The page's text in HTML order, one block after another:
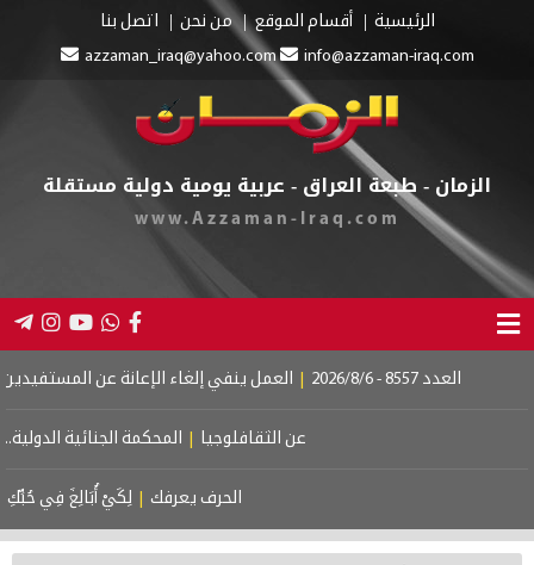
الرئيسية أقسام الموقع من نحن
اتصل بنا
azzaman_iraq@yahoo.com
info@azzaman-iraq.com
الزمان - طبعة العراق - عربية يومية دولية مستقلة
www.Azzaman-Iraq.com
| العمل ينفي إلغاء الإعانة عن المستفيدين | إطلاق
عن الثقافلوجيا | المحكمة الجنائية الدولية..
الحرف يعرفك | لِكَيْ أُبَالِغَ فِي حُبِّكِ | لم